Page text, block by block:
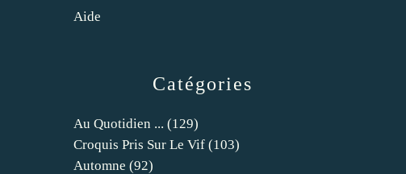
Catégories
Au Quotidien ... (129)
Croquis Pris Sur Le Vif (103)
Automne (92)
Aide